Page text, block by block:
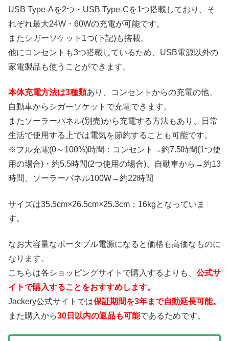
USB Type-Aを2つ・USB Type-Cを1つ搭載しており、そ
れぞれ最大24W・60Wの充電が可能です。
またシガーソケット1つ(下記)も搭載。
他にコンセントも3つ搭載しているため、USB電源以外の
家電製品も使うことができます。
本体充電方法は3種類あり、コンセントからの充電の他、
自動車からシガーソケットで充電できます。
またソーラーパネル(別売)から充電する方法もあり、日常
生活で使用する上では電気を節約することも可能です。
※フル充電(0～100%)時間：コンセント→約7.5時間(1つ使
用の場合)・約5.5時間(2つ使用の場合)、自動車から→約13
時間、ソーラーパネル100W→約22時間
サイズは35.5cm×26.5cm×25.3cm：16kgとなっていま
す。
なお大容量なポータブル電源になると価格も高価なものに
なります。
こちらは各ショッピングサイトで購入するよりも、 公式サ
イトで購入することをおすすめします。
Jackery公式サイトでは保証期間を3年まで自動延長可能。
また購入から30日以内の返品も可能であるためです。